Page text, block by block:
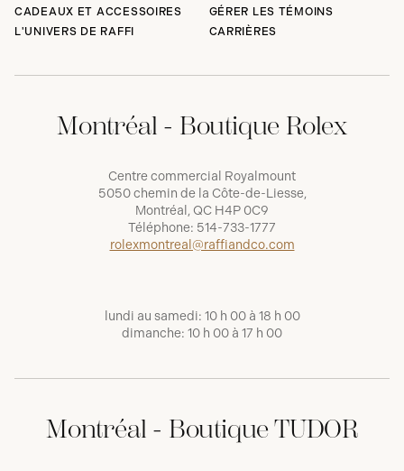
CADEAUX ET ACCESSOIRES
L'UNIVERS DE RAFFI
GÉRER LES TÉMOINS
CARRIÈRES
Montréal - Boutique Rolex
Centre commercial Royalmount
5050 chemin de la Côte-de-Liesse,
Montréal, QC H4P 0C9
Téléphone: 514-733-1777
rolexmontreal@raffiandco.com
lundi au samedi: 10 h 00 à 18 h 00
dimanche: 10 h 00 à 17 h 00
Montréal - Boutique TUDOR